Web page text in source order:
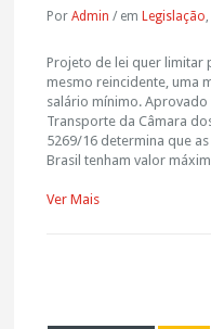
PorAdmin / em Legislação,
Projeto de lei quer limitar
mesmo reincidente, uma
salário mínimo. Aprovado
Transporte da Câmara
5269/16 determina que
Brasil tenham valor
Ver Mais